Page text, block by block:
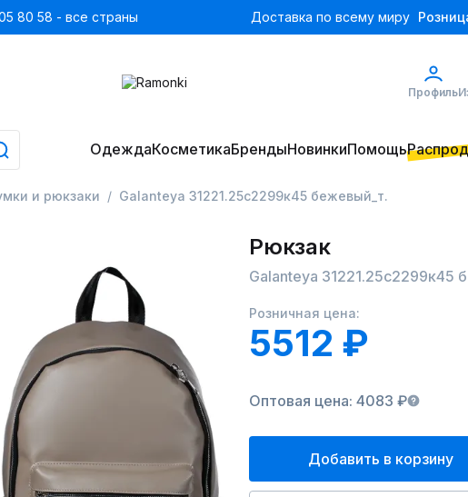
80 58 - все страны Доставка по всему миру
Профиль
ОдеждаКосметикаБрендыНовинкиПомощь
и рюкзаки Galanteya 31221.25с2299к45 бежевый_т.
Рюкзак
Galanteya 31221.25с2299к45
Розничная цена:
5512 ₽
Оптовая цена: 4083 ₽
Добавить в корзину